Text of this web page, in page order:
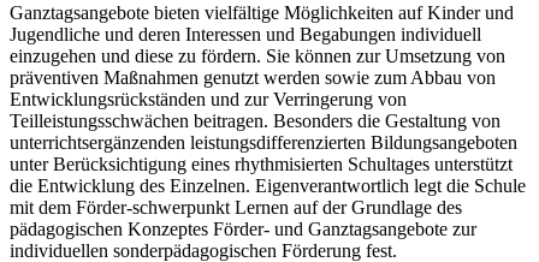
Ganztagsangebote bieten vielfältige Möglichkeiten auf Kinder und
Jugendliche und deren Interessen und Begabungen individuell
einzugehen und diese zu fördern. Sie können zur Umsetzung von
präventiven Maßnahmen genutzt werden sowie zum Abbau von
Entwicklungsrückständen und zur Verringerung von
Teilleistungsschwächen beitragen. Besonders die Gestaltung von
unterrichtsergänzenden leistungsdifferenzierten Bildungsangeboten
unter Berücksichtigung eines rhythmisierten Schultages unterstützt
die Entwicklung des Einzelnen. Eigenverantwortlich legt die Schule
mit dem Förder-schwerpunkt Lernen auf der Grundlage des
pädagogischen Konzeptes Förder- und Ganztagsangebote zur
individuellen sonderpädagogischen Förderung fest.